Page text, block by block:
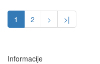
1 2 > >|
Informacije